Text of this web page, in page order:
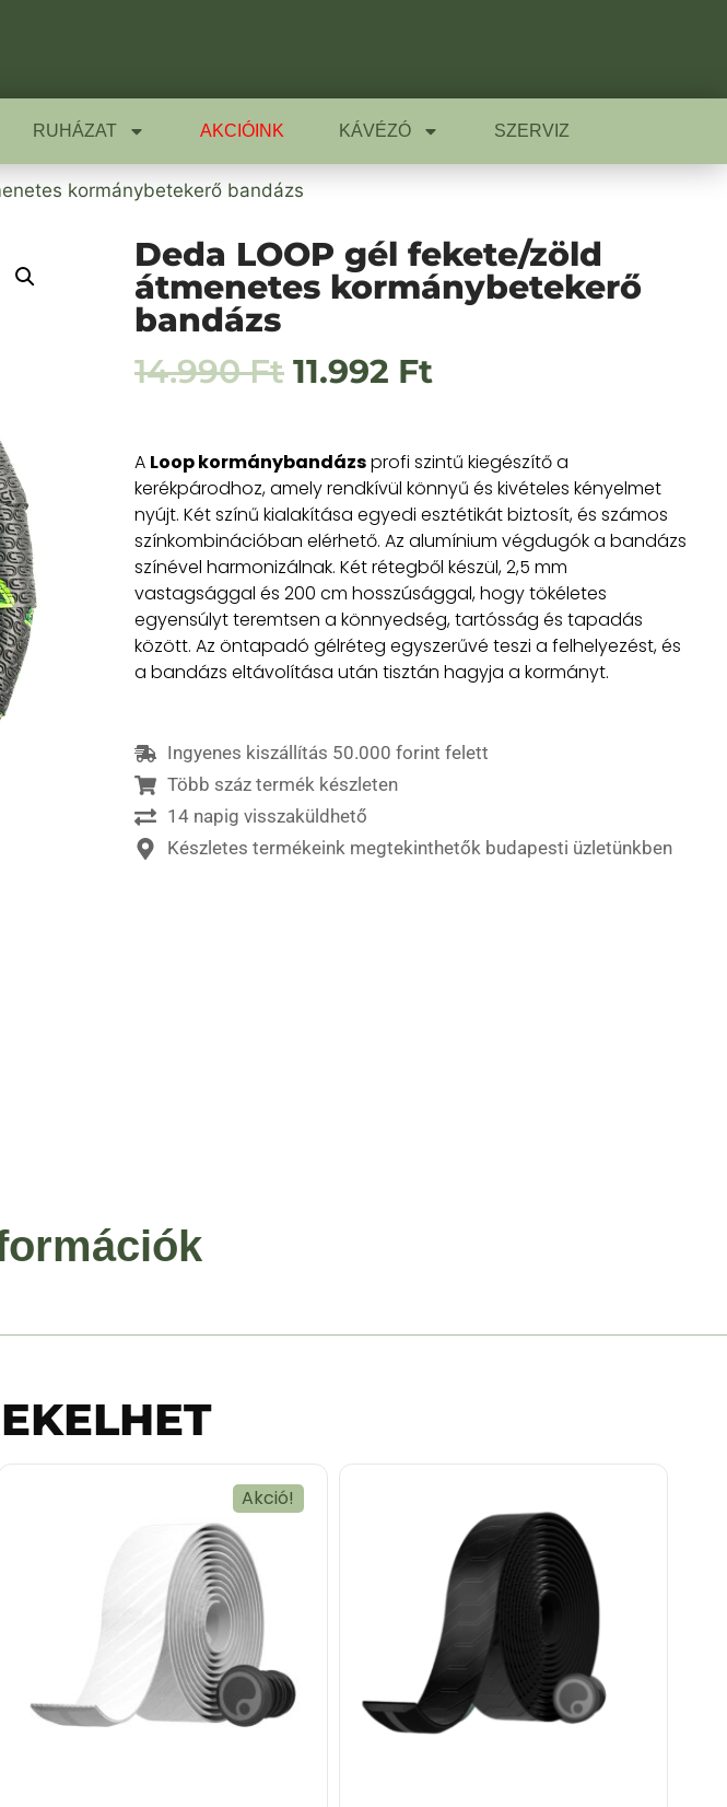
RUHÁZAT AKCIÓINK KÁVÉZÓ SZERVIZ
kormánybetekerő bandázs
Deda LOOP gél fekete/zöld
átmenetes kormánybetekerő
bandázs
14.990Ft 11.992 Ft
A Loop kormánybandázsprofi szintű kiegészítő a
kerékpárodhoz, amely rendkívül könnyű és kivételes kényelmet
nyújt. Két színű kialakítása egyedi esztétikát biztosít, és számos
színkombinációban elérhető. Az alumínium végdugók a bandázs
színével harmonizálnak. Két rétegből készül, 2,5 mm
vastagsággal és 200 cm hosszúsággal, hogy tökéletes
egyensúlyt teremtsen a könnyedség, tartósság és tapadás
között. Az öntapadó gélréteg egyszerűvé teszi a felhelyezést, és
a bandázs eltávolítása után tisztán hagyja a kormányt.
Ingyenes kiszállítás 50.000 forint felett
Több száz termék készleten
14 napig visszaküldhető
Készletes termékeink megtekinthetők budapesti üzletünkben
Akció!